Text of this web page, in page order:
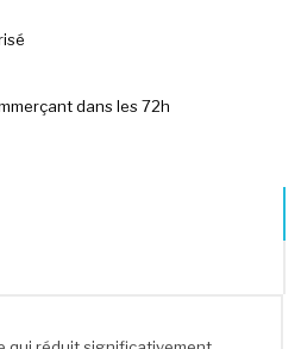
dans les 72h